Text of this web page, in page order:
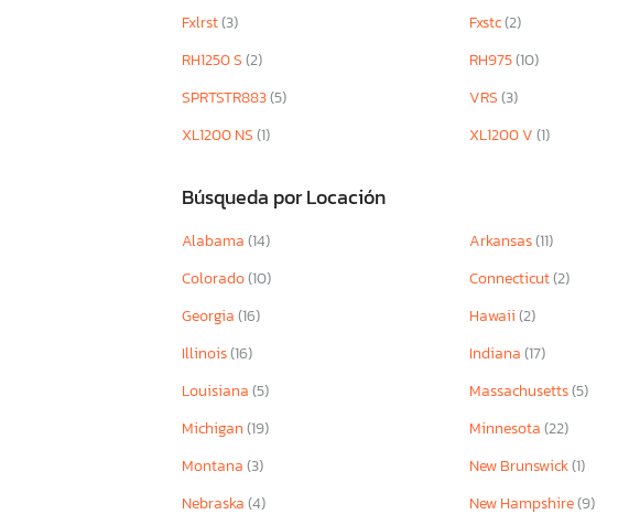
Fxlrst(3) Fxstc(2)
RH1250 S(2) RH975(10)
SPRTSTR883(5) VRS(3)
XL1200 NS(1) XL1200 V(1)
Búsqueda por Locación
Alabama(14) Arkansas(11)
Colorado(10) Connecticut(2)
Georgia(16) Hawaii(2)
Illinois(16) Indiana(17)
Louisiana(5) Massachusetts(5)
Michigan(19) Minnesota(22)
Montana(3) New Brunswick(1)
Nebraska(4) New Hampshire(9)